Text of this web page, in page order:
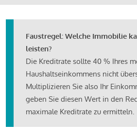
Faustregel: Welche Immobilie
leisten?
Die Kreditrate sollte 40 % Ihres
Haushaltseinkommens nicht
Multiplizieren Sie also Ihr
geben Sie diesen Wert in den
maximale Kreditrate zu ermitteln.